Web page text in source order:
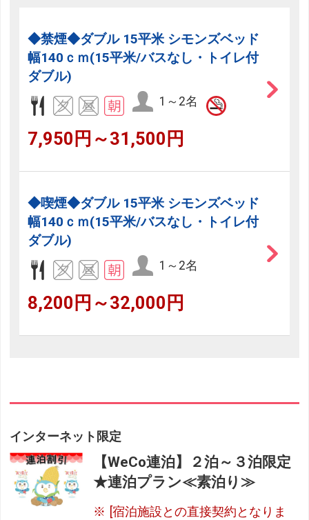
◆禁煙◆ダブル 15平米 シモンズベッド
幅140ｃｍ(15平米/バスなし・トイレ付
ダブル)
1～2名
7,950円～31,500円
◆喫煙◆ダブル 15平米 シモンズベッド
幅140ｃｍ(15平米/バスなし・トイレ付
ダブル)
1～2名
8,200円～32,000円
インターネット限定
【WeCo連泊】２泊～３泊限定
★連泊プラン≪素泊り≫
[宿泊施設との直接契約となりま